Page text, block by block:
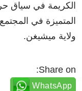
الكريمة في سياق
المتميزة في
ولاية ميشيغن.
Share on:
WhatsApp